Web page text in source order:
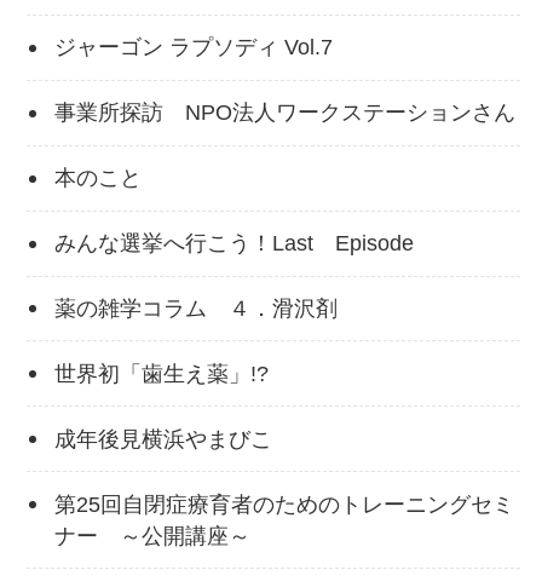
ジャーゴン ラプソディ Vol.7
事業所探訪 NPO法人ワークステーションさん
本のこと
みんな選挙へ行こう！Last Episode
薬の雑学コラム ４．滑沢剤
世界初「歯生え薬」!?
成年後見横浜やまびこ
第25回自閉症療育者のためのトレーニングセミ
ナー ～公開講座～